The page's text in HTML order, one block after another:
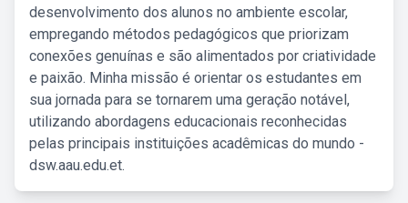
desenvolvimento dos alunos no ambiente escolar,
empregando métodos pedagógicos que priorizam
conexões genuínas e são alimentados por criatividade
e paixão. Minha missão é orientar os estudantes em
sua jornada para se tornarem uma geração notável,
utilizando abordagens educacionais reconhecidas
pelas principais instituições acadêmicas do mundo -
dsw.aau.edu.et.